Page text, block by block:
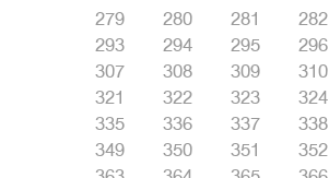
279
280 281 282
293
294 295 296
307
308 309 310
321
322 323 324
335
336 337 338
349
350 351 352